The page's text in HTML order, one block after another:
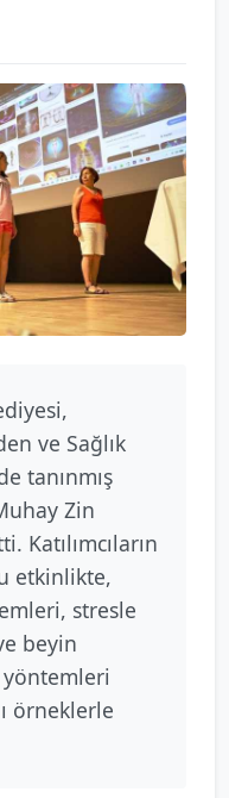
ve Sağlık
tanınmış
Zin
Katılımcıların
etkinlikte,
stresle
beyin
yöntemleri
örneklerle